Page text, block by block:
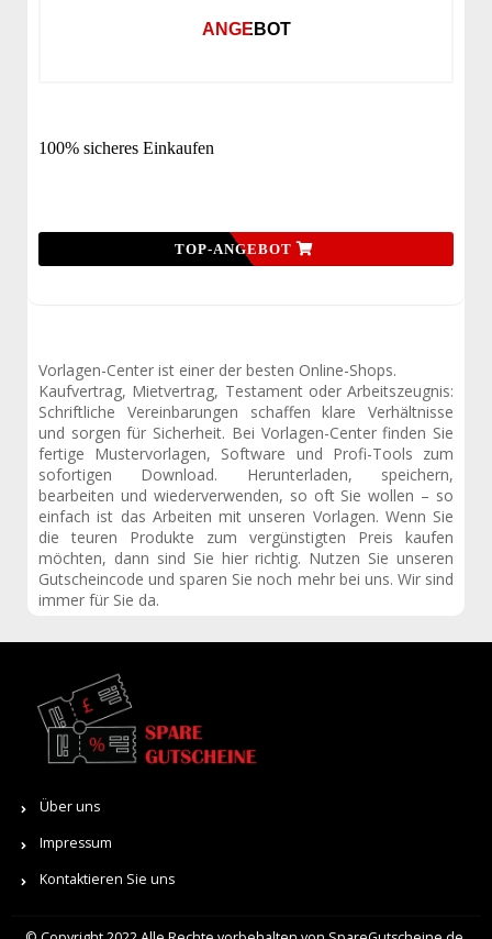
ANGEBOT
100% sicheres Einkaufen
TOP-ANGEBOT
Vorlagen-Center ist einer der besten Online-Shops.
Kaufvertrag, Mietvertrag, Testament oder Arbeitszeugnis:
Schriftliche Vereinbarungen schaffen klare Verhältnisse
und sorgen für Sicherheit. Bei Vorlagen-Center finden Sie
fertige Mustervorlagen, Software und Profi-Tools zum
sofortigen Download. Herunterladen, speichern,
bearbeiten und wiederverwenden, so oft Sie wollen – so
einfach ist das Arbeiten mit unseren Vorlagen. Wenn Sie
die teuren Produkte zum vergünstigten Preis kaufen
möchten, dann sind Sie hier richtig. Nutzen Sie unseren
Gutscheincode und sparen Sie noch mehr bei uns. Wir sind
immer für Sie da.
Über uns
Impressum
Kontaktieren Sie uns